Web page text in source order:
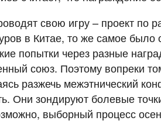
свою игру – проект по
в Китае, то же самое
попытки через разные
союз. Поэтому вопреки
разжечь межэтнический
Они зондируют болевые
выборный процесс